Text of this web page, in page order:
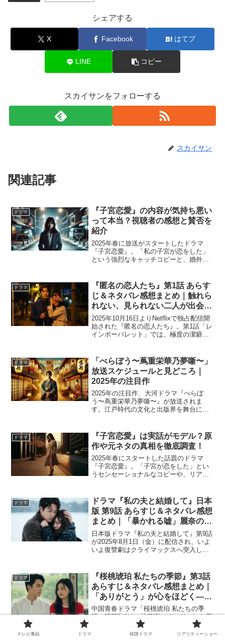
シェアする
X Facebook はてブ
LINE コピー
スカイサンをフォローする
スカイサン
関連記事
ドラマ
『子宮恋愛』の内容が気持ち悪い
って本当？視聴者の感想と賛否を
紹介
2025年春に放送がスタートしたドラマ
『子宮恋愛』。「私の子宮が恋をした」
という強烈なキャッチコピーと、婚外恋
視聴者から「気持ち悪い」といった否定
的な感想も寄せられてい...
ドラマ
『匿名の恋人たち』第1話 あらす
じ＆ネタバレ感想まとめ｜触れら
れない、見られない二人が出会う
時
2025年10月16日よりNetflixで独占配信開
始された『匿名の恋人たち』。第1話「レ
インボーパレット」では、極度の潔癖症
い、心の壁を揺さぶられていく過程が描
かれま...
ドラマ
「べらぼう〜蔦重栄華乃夢噺〜」
放送スケジュールと見どころ｜
2025年の注目作
2025年の注目作、大河ドラマ『べらぼ
う〜蔦重栄華乃夢噺〜』が放送されま
す。江戸時代の文化と出版界を舞台に、
かむことでしょう。 この記事では、放送
スケジュールや注目すべ...
ドラマ
『子宮恋愛』は実話がモデル？原
作や元ネタの真相を徹底調査！
2025年春にスタートした話題のドラマ
『子宮恋愛』。「子宮が恋をした」とい
うセンセーショナルなコピーや、リアル
は？」と気になる方も多いはず。この記
事では、『子宮恋愛』の原作...
ドラマ
ドラマ『私の夫と結婚して』日本
版 第9話 あらすじ＆ネタバレ感想
まとめ｜「暴かれる嘘」麗奈の仮
面が崩れ落ちるとき
日本版ドラマ『私の夫と結婚して』第9話
が2025年8月1日（金）に配信され、いよ
いよ復讐劇はクライマックスへ突入しま
に実を結び始めます。この記事では、9話
のあらすじ...
ドラマ
『桜桃琥珀 私たちの季節』第3話
あらすじ＆ネタバレ感想まとめ｜
「ありがとう」が心をほどく――
ふたりの距離が動き出す瞬間
中国青春ドラマ「桜桃琥珀 私たちの季
節」第3話では、林其楽（チェリー）と蒋
峤西（チャオシー）が高校で再び交わり
始めます。チャオシーが距離を置く中、
テレビ番組 ドラマ 韓国ドラマ リアリティーショー